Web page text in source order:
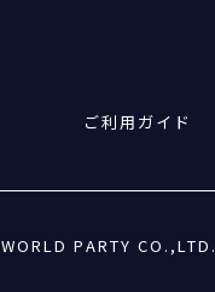
ご利用ガイド
WORLD PARTY CO.,LTD.